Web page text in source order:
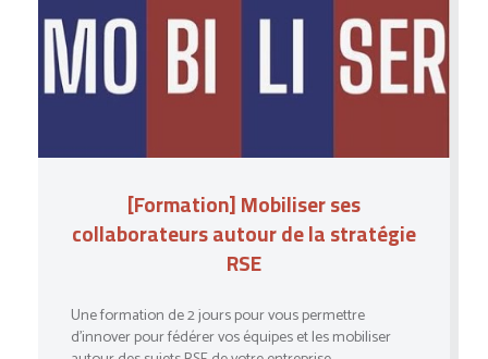
[Formation] Mobiliser ses
collaborateurs autour de la stratégie
RSE
Une formation de 2 jours pour vous permettre
d’innover pour fédérer vos équipes et les mobiliser